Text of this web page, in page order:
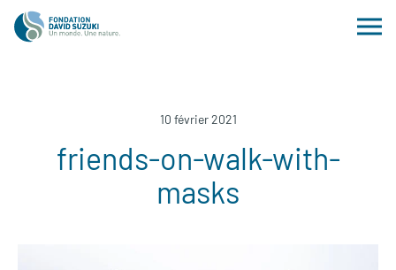
10 février 2021
friends-on-walk-with-
masks